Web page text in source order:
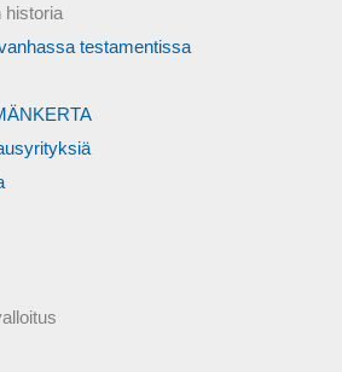
historia
testamentissa